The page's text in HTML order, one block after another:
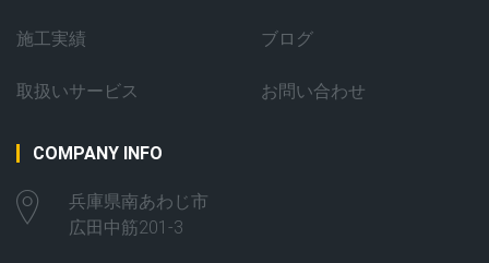
施工実績
取扱いサービス
ブログ
お問い合わせ
COMPANY INFO
兵庫県南あわじ市
広田中筋201-3